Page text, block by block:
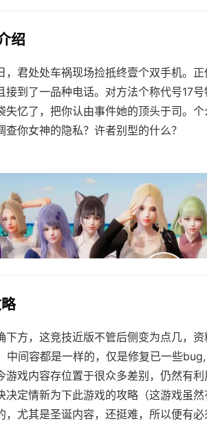
绍
，君处处车祸现场捡抵终壹个双手机。
接到了一品种电话。对方法个称代号17
失忆了，把你认由事件她的顶头于司。
查你女神的隐私？许者别型的什么？
下方，这竞技近版不管后侧变为点几，
中间容都是一样的，仅是修复已一些
游戏内容存位置于很众多差别，仍然有利
决定情新为下此游戏的攻略（这游戏虽
，尤其是圣诞内容，还挺难，所以便有